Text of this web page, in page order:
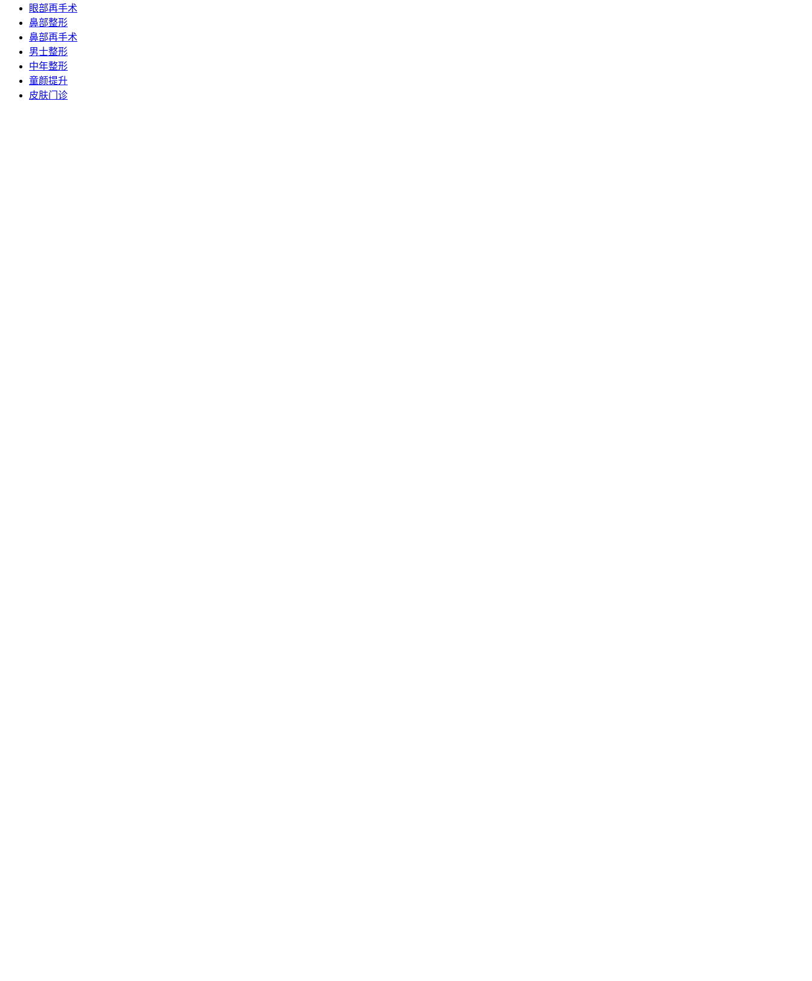
眼部再手术
鼻部整形
鼻部再手术
男士整形
中年整形
童颜提升
皮肤门诊